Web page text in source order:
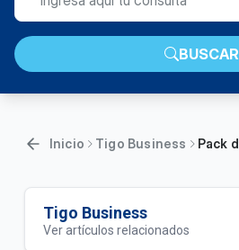
BUSCAR
Inicio Tigo Business
Tigo Business
Ver artículos relacionados